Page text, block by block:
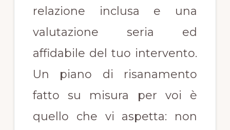
relazione inclusa e una
valutazione seria ed
affidabile del tuo intervento.
Un piano di risanamento
fatto su misura per voi è
quello che vi aspetta: non